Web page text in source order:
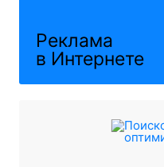
Реклама
в Интернете